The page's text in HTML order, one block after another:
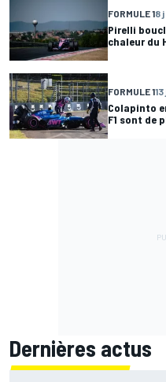
FORMULE 18 j
Pirelli
chaleur du
FORMULE 113
Colapinto
F1 sont de
Dernières actus